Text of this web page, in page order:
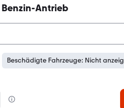
Antrieb
Beschädigte Fahrzeuge: Nicht